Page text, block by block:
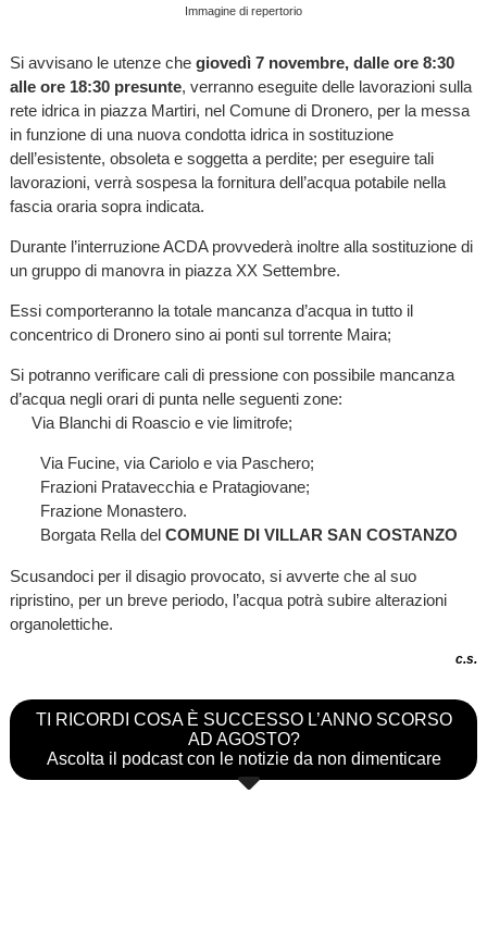
Immagine di repertorio
Si avvisano le utenze che giovedì 7 novembre, dalle ore 8:30
alle ore 18:30 presunte, verranno eseguite delle lavorazioni sulla
rete idrica in piazza Martiri, nel Comune di Dronero, per la messa
in funzione di una nuova condotta idrica in sostituzione
dell’esistente, obsoleta e soggetta a perdite; per eseguire tali
lavorazioni, verrà sospesa la fornitura dell’acqua potabile nella
fascia oraria sopra indicata.
Durante l’interruzione ACDA provvederà inoltre alla sostituzione di
un gruppo di manovra in piazza XX Settembre.
Essi comporteranno la totale mancanza d’acqua in tutto il
concentrico di Dronero sino ai ponti sul torrente Maira;
Si potranno verificare cali di pressione con possibile mancanza
d’acqua negli orari di punta nelle seguenti zone:
Via Blanchi di Roascio e vie limitrofe;
Via Fucine, via Cariolo e via Paschero;
Frazioni Pratavecchia e Pratagiovane;
Frazione Monastero.
Borgata Rella del COMUNE DI VILLAR SAN COSTANZO
Scusandoci per il disagio provocato, si avverte che al suo
ripristino, per un breve periodo, l’acqua potrà subire alterazioni
organolettiche.
c.s.
TI RICORDI COSA È SUCCESSO L’ANNO SCORSO
AD AGOSTO?
Ascolta il podcast con le notizie da non dimenticare